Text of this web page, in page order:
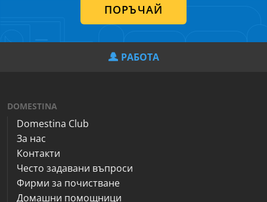
ПОРЪЧАЙ
РАБОТА
DOMESTINA
Domestina Club
За нас
Контакти
Често задавани въпроси
Фирми за почистване
Домашни помощници